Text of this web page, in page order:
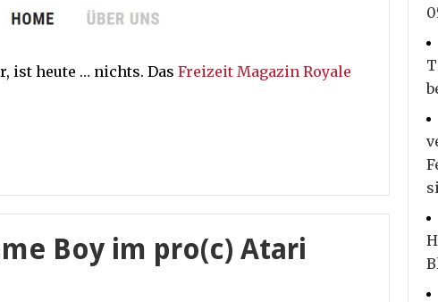
ist heute … nichts. Das Freizeit Magazin Royale
Boy im pro(c) Atari